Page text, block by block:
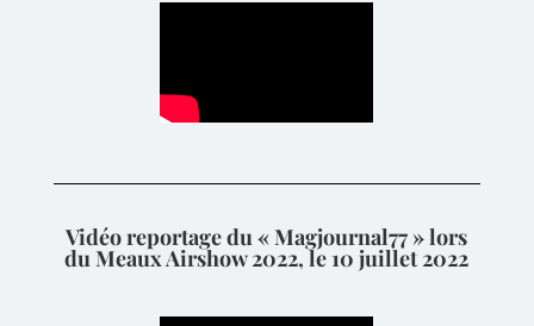
Vidéo reportage du « Magjournal77 » lors
du Meaux Airshow 2022, le 10 juillet 2022